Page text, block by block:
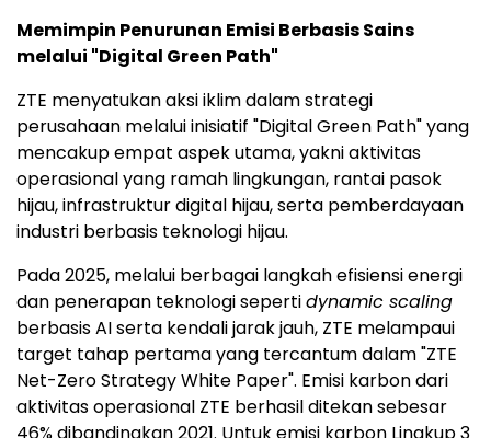
Memimpin Penurunan Emisi Berbasis Sains
melalui "Digital Green Path"
ZTE menyatukan aksi iklim dalam strategi
perusahaan melalui inisiatif "Digital Green Path" yang
mencakup empat aspek utama, yakni aktivitas
operasional yang ramah lingkungan, rantai pasok
hijau, infrastruktur digital hijau, serta pemberdayaan
industri berbasis teknologi hijau.
Pada 2025, melalui berbagai langkah efisiensi energi
dan penerapan teknologi sepertidynamic scaling
berbasis AI serta kendali jarak jauh, ZTE melampaui
target tahap pertama yang tercantum dalam "ZTE
Net-Zero Strategy White Paper". Emisi karbon dari
aktivitas operasional ZTE berhasil ditekan sebesar
46% dibandingkan 2021. Untuk emisi karbon Lingkup 3